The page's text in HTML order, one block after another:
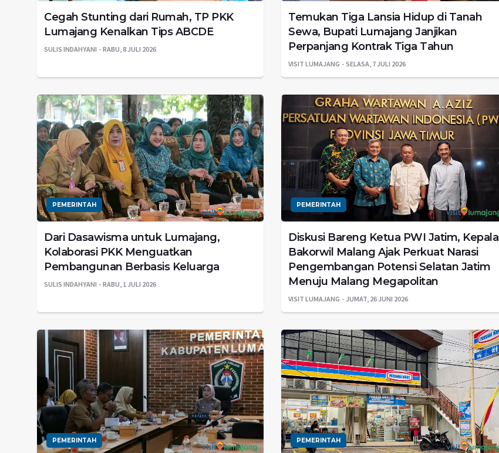
Cegah Stunting dari Rumah, TP PKK
Lumajang Kenalkan Tips ABCDE
SULIS INDAHYANI RABU, 8 JULI 2026
Temukan Tiga Lansia Hidup di Tanah
Sewa, Bupati Lumajang Janjikan
Perpanjang Kontrak Tiga Tahun
VISIT LUMAJANG SELASA, 7 JULI 2026
PEMERINTAH
Dari Dasawisma untuk Lumajang,
Kolaborasi PKK Menguatkan
Pembangunan Berbasis Keluarga
SULIS INDAHYANI RABU, 1 JULI 2026
PEMERINTAH
Diskusi Bareng Ketua PWI Jatim, Kepala
Bakorwil Malang Ajak Perkuat Narasi
Pengembangan Potensi Selatan Jatim
Menuju Malang Megapolitan
VISIT LUMAJANG JUMAT, 26 JUNI 2026
PEMERINTAH PEMERINTAH